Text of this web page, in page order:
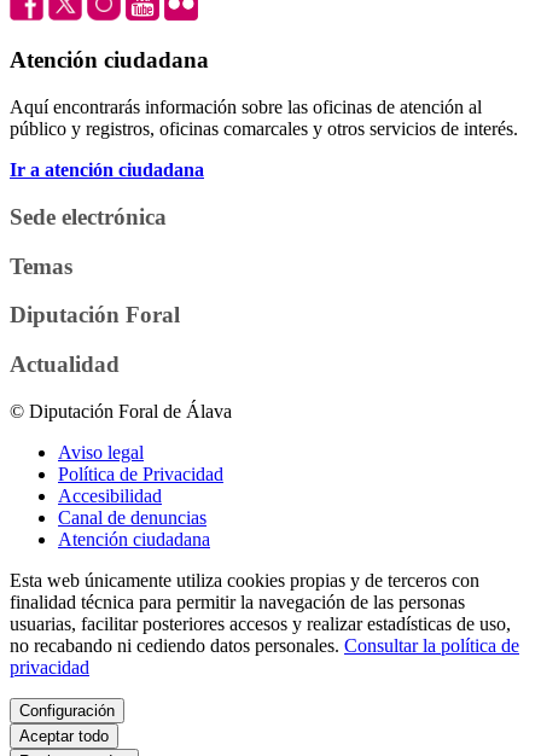
Atención ciudadana
Aquí encontrarás información sobre las oficinas de atención al
público y registros, oficinas comarcales y otros servicios de interés.
Ir a atención ciudadana
Sede electrónica
Temas
Diputación Foral
Actualidad
© Diputación Foral de Álava
Aviso legal
Política de Privacidad
Accesibilidad
Canal de denuncias
Atención ciudadana
Esta web únicamente utiliza cookies propias y de terceros con
finalidad técnica para permitir la navegación de las personas
usuarias, facilitar posteriores accesos y realizar estadísticas de uso,
no recabando ni cediendo datos personales. Consultar la política de
privacidad
Configuración
Aceptar todo